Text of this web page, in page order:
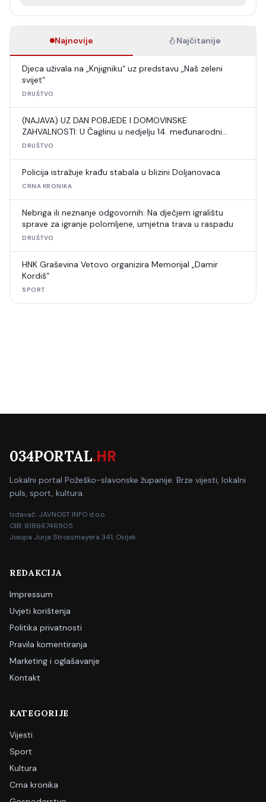
Najnovije Najčitanije
Djeca uživala na „Knjigniku“ uz predstavu „Naš zeleni
svijet“
DRUŠTVO
(NAJAVA) UZ DAN POBJEDE I DOMOVINSKE
ZAHVALNOSTI: U Čaglinu u nedjelju 14. međunarodni
šahovski turnir
DRUŠTVO
Policija istražuje krađu stabala u blizini Doljanovaca
CRNA KRONIKA
Nebriga ili neznanje odgovornih: Na dječjem igralištu
sprave za igranje polomljene, umjetna trava u raspadu
DRUŠTVO
HNK Graševina Vetovo organizira Memorijal „Damir
Kordiš“
SPORT
034PORTAL.HR
Lokalni portal Požeško-slavonske županije. Brze vijesti, lokalni
puls, sport, kultura.
Izdavač: JAVNOST INFO d.o.o.
OIB: 81866746905
Josipa Jurja Strossmayera 341, Osijek
REDAKCIJA
Impressum
Uvjeti korištenja
Politika privatnosti
Pravila komentiranja
Marketing i oglašavanje
Kontakt
KATEGORIJE
Vijesti
Sport
Kultura
Crna kronika